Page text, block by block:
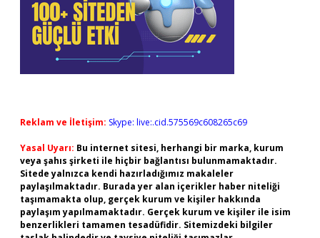
Reklam ve İletişim: Skype: live:.cid.575569c608265c69
Yasal Uyarı: Bu internet sitesi, herhangi bir marka, kurum
veya şahıs şirketi ile hiçbir bağlantısı bulunmamaktadır.
Sitede yalnızca kendi hazırladığımız makaleler
paylaşılmaktadır. Burada yer alan içerikler haber niteliği
taşımamakta olup, gerçek kurum ve kişiler hakkında
paylaşım yapılmamaktadır. Gerçek kurum ve kişiler ile isim
benzerlikleri tamamen tesadüfidir. Sitemizdeki bilgiler